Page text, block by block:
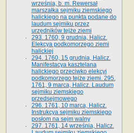
września, b. m. Rewersał
marszałka sejmiku ziemskiego
halickiego na punkta podane do
laudum sejmiku przez
urzędników tejże ziemi
293. 1760, 9 grudnia, Halicz.
Elekcya podkomorzego ziemi
halickiej
294. 1760, 15 grudnia, Halicz.
Manifestacya kasztelana
halickiego przeciwko elekcyi
podkomorzego tejże ziemi. 295.
1761, 9 marca, Halicz. Laudum
sejmiku ziemskiego
przedsejmowego
296. 1761, 10 marca, Halicz.
Instrukcya sejmiku ziemskiego
posłom na sejm walny
297. 1761, 14 września, Halicz.